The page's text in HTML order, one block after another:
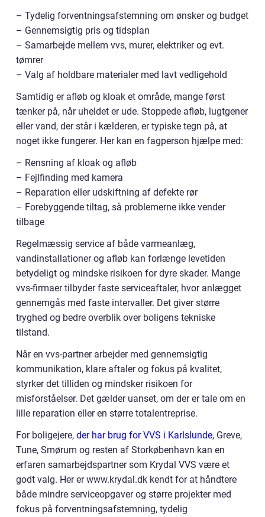
– Tydelig forventningsafstemning om ønsker og budget
– Gennemsigtig pris og tidsplan
– Samarbejde mellem vvs, murer, elektriker og evt.
tømrer
– Valg af holdbare materialer med lavt vedligehold
Samtidig er afløb og kloak et område, mange først
tænker på, når uheldet er ude. Stoppede afløb, lugtgener
eller vand, der står i kælderen, er typiske tegn på, at
noget ikke fungerer. Her kan en fagperson hjælpe med:
– Rensning af kloak og afløb
– Fejlfinding med kamera
– Reparation eller udskiftning af defekte rør
– Forebyggende tiltag, så problemerne ikke vender
tilbage
Regelmæssig service af både varmeanlæg,
vandinstallationer og afløb kan forlænge levetiden
betydeligt og mindske risikoen for dyre skader. Mange
vvs-firmaer tilbyder faste serviceaftaler, hvor anlægget
gennemgås med faste intervaller. Det giver større
tryghed og bedre overblik over boligens tekniske
tilstand.
Når en vvs-partner arbejder med gennemsigtig
kommunikation, klare aftaler og fokus på kvalitet,
styrker det tilliden og mindsker risikoen for
misforståelser. Det gælder uanset, om der er tale om en
lille reparation eller en større totalentreprise.
For boligejere, der har brug for VVS i Karlslunde, Greve,
Tune, Smørum og resten af Storkøbenhavn kan en
erfaren samarbejdspartner som Krydal VVS være et
godt valg. Her er www.krydal.dk kendt for at håndtere
både mindre serviceopgaver og større projekter med
fokus på forventningsafstemning, tydelig